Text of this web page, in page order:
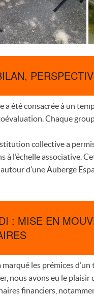
a été consacrée à un
Chaque
collective a
à l’échelle associative.
d’une Auberge
: MISE EN
marqué les prémices
nous avons eu le plaisir
financiers,